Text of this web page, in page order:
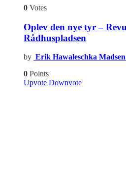
0 Votes
Oplev den nye tyr –
Rådhuspladsen
by Erik Hawaleschka Madsen
0 Points
Upvote Downvote